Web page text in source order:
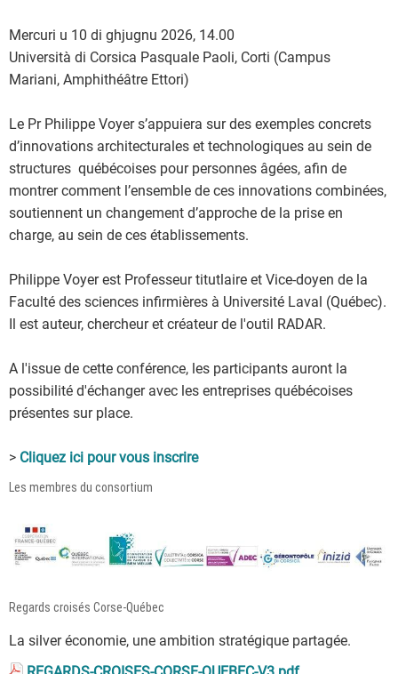
Mercuri u 10 di ghjugnu 2026, 14.00
Università di Corsica Pasquale Paoli, Corti (Campus
Mariani, Amphithéâtre Ettori)
Le Pr Philippe Voyer s’appuiera sur des exemples concrets
d’innovations architecturales et technologiques au sein de
structures québécoises pour personnes âgées, afin de
montrer comment l’ensemble de ces innovations combinées,
soutiennent un changement d’approche de la prise en
charge, au sein de ces établissements.
Philippe Voyer est Professeur titutlaire et Vice-doyen de la
Faculté des sciences infirmières à Université Laval (Québec).
Il est auteur, chercheur et créateur de l'outil RADAR.
A l'issue de cette conférence, les participants auront la
possibilité d'échanger avec les entreprises québécoises
présentes sur place.
> Cliquez ici pour vous inscrire
Les membres du consortium
Regards croisés Corse-Québec
La silver économie, une ambition stratégique partagée.